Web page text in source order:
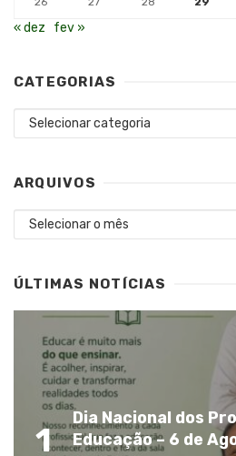
« dez fev »
CATEGORIAS
Categorias
ARQUIVOS
Arquivos
ÚLTIMAS NOTÍCIAS
1
Dia Nacional dos
Educação – 6 de